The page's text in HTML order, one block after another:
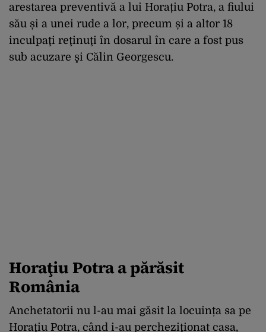
arestarea preventivă a lui Horațiu Potra, a fiului
său și a unei rude a lor, precum și a altor 18
inculpaţi reţinuţi în dosarul în care a fost pus
sub acuzare şi Călin Georgescu.
Horaţiu Potra a părăsit
România
Anchetatorii nu l-au mai găsit la locuința sa pe
Horaţiu Potra, când i-au percheziţionat casa,